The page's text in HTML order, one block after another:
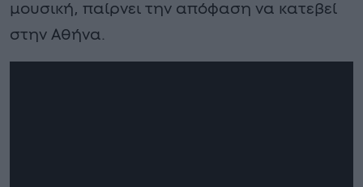
μουσική, παίρνει την απόφαση να κατεβεί
στην Αθήνα.